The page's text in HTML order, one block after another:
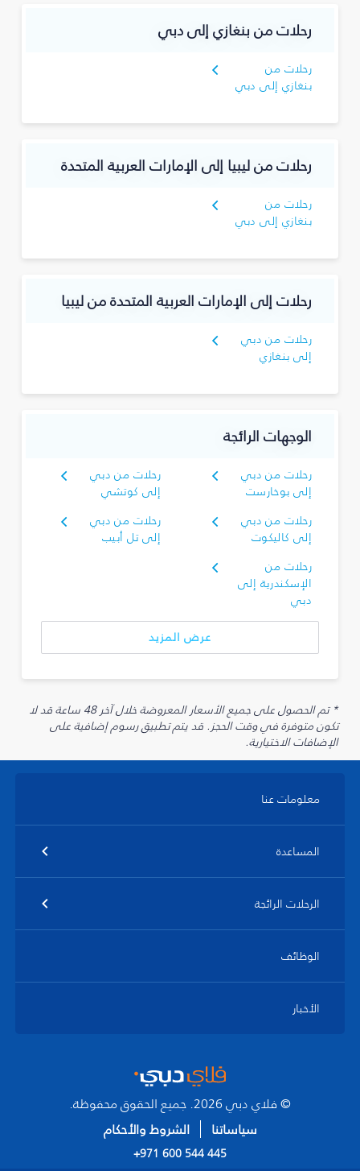
رحلات من بنغازي إلى دبي
رحلات من
بنغازي إلى دبي
رحلات من ليبيا إلى الإمارات العربية المتحدة
رحلات من
بنغازي إلى دبي
رحلات إلى الإمارات العربية المتحدة من ليبيا
رحلات من دبي
إلى بنغازي
الوجهات الرائجة
رحلات من دبي
إلى بوخارست
رحلات من دبي
إلى كوتشي
رحلات من دبي
إلى كاليكوت
رحلات من دبي
إلى تل أبيب
رحلات من
الإسكندرية إلى
دبي
عرض المزيد
* تم الحصول على جميع الأسعار المعروضة خلال آخر 48 ساعة قد لا
تكون متوفرة في وقت الحجز. قد يتم تطبيق رسوم إضافية على
الإضافات الاختيارية.
معلومات عنا
المساعدة
الرحلات الرائجة
الوظائف
الأخبار
© فلاي دبي 2026. جميع الحقوق محفوظة.
سياساتنا
الشروط والأحكام
+971 600 544 445